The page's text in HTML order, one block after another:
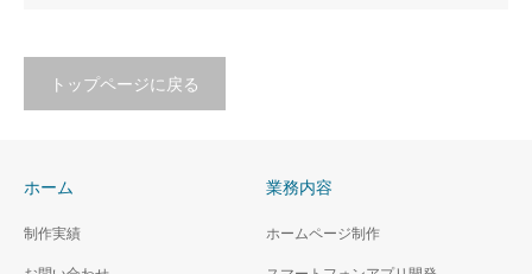
トップページに戻る
ホーム
制作実績
業務内容
ホームページ制作